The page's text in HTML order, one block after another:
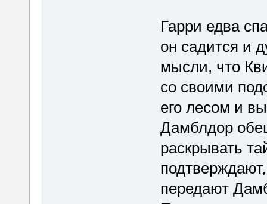
Гарри едва
он садится и
мысли, что
со своими
его лесом и
Дамблдор
раскрывать
передают